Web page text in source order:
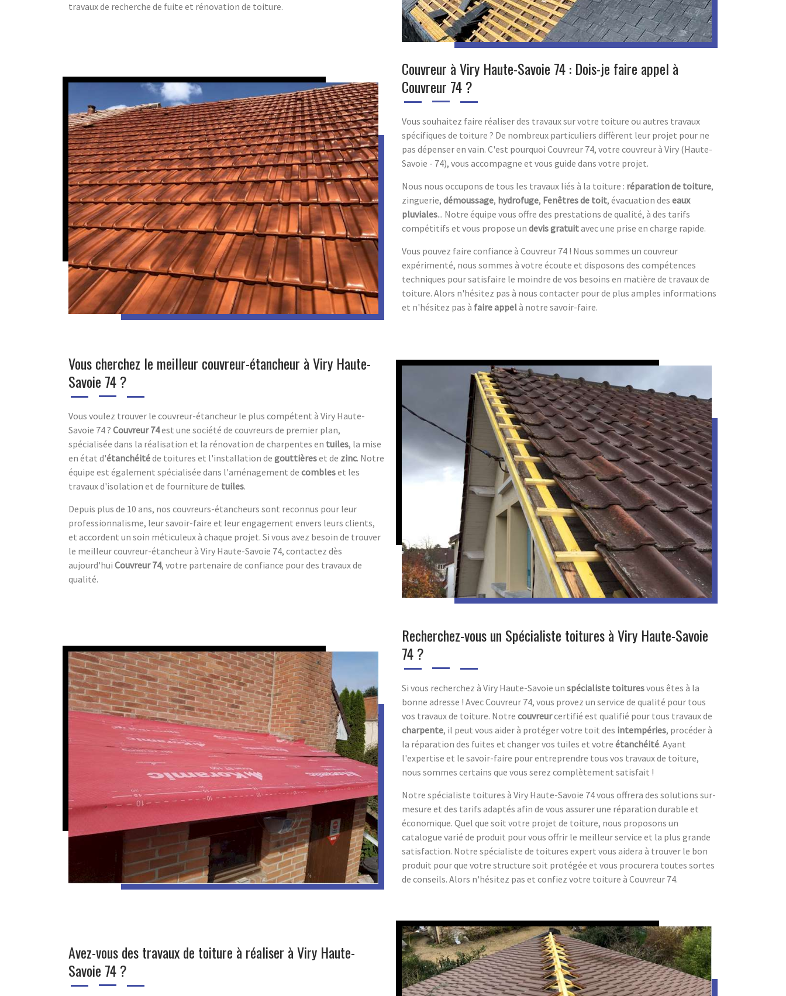
travaux de recherche de fuite et rénovation de toiture.
Couvreur à Viry Haute-Savoie 74 : Dois-je faire appel à
Couvreur 74 ?
Vous souhaitez faire réaliser des travaux sur votre toiture ou autres travaux
spécifiques de toiture ? De nombreux particuliers diffèrent leur projet pour ne
pas dépenser en vain. C'est pourquoi Couvreur 74, votre couvreur à Viry (Haute-
Savoie - 74), vous accompagne et vous guide dans votre projet.
Nous nous occupons de tous les travaux liés à la toiture : réparation de toiture,
zinguerie, démoussage, hydrofuge, Fenêtres de toit, évacuation des eaux
pluviales... Notre équipe vous offre des prestations de qualité, à des tarifs
compétitifs et vous propose un devis gratuitavec une prise en charge rapide.
Vous pouvez faire confiance à Couvreur 74 ! Nous sommes un couvreur
expérimenté, nous sommes à votre écoute et disposons des compétences
techniques pour satisfaire le moindre de vos besoins en matière de travaux de
toiture. Alors n'hésitez pas à nous contacter pour de plus amples informations
et n'hésitez pas à faire appelà notre savoir-faire.
Vous cherchez le meilleur couvreur-étancheur à Viry Haute-
Savoie 74 ?
Vous voulez trouver le couvreur-étancheur le plus compétent à Viry Haute-
Savoie 74 ? Couvreur 74est une société de couvreurs de premier plan,
spécialisée dans la réalisation et la rénovation de charpentes en tuiles, la mise
en état d'étanchéitéde toitures et l'installation de gouttièreset de zinc. Notre
équipe est également spécialisée dans l'aménagement de combleset les
travaux d'isolation et de fourniture de tuiles.
Depuis plus de 10 ans, nos couvreurs-étancheurs sont reconnus pour leur
professionnalisme, leur savoir-faire et leur engagement envers leurs clients,
et accordent un soin méticuleux à chaque projet. Si vous avez besoin de trouver
le meilleur couvreur-étancheur à Viry Haute-Savoie 74, contactez dès
aujourd'hui Couvreur 74, votre partenaire de confiance pour des travaux de
qualité.
Recherchez-vous un Spécialiste toitures à Viry Haute-Savoie
74 ?
Si vous recherchez à Viry Haute-Savoie un spécialiste toituresvous êtes à la
bonne adresse ! Avec Couvreur 74, vous provez un service de qualité pour tous
vos travaux de toiture. Notre couvreurcertifié est qualifié pour tous travaux de
charpente, il peut vous aider à protéger votre toit des intempéries, procéder à
la réparation des fuites et changer vos tuiles et votre étanchéité. Ayant
l'expertise et le savoir-faire pour entreprendre tous vos travaux de toiture,
nous sommes certains que vous serez complètement satisfait !
Notre spécialiste toitures à Viry Haute-Savoie 74 vous offrera des solutions sur-
mesure et des tarifs adaptés afin de vous assurer une réparation durable et
économique. Quel que soit votre projet de toiture, nous proposons un
catalogue varié de produit pour vous offrir le meilleur service et la plus grande
satisfaction. Notre spécialiste de toitures expert vous aidera à trouver le bon
produit pour que votre structure soit protégée et vous procurera toutes sortes
de conseils. Alors n'hésitez pas et confiez votre toiture à Couvreur 74.
Avez-vous des travaux de toiture à réaliser à Viry Haute-
Savoie 74 ?